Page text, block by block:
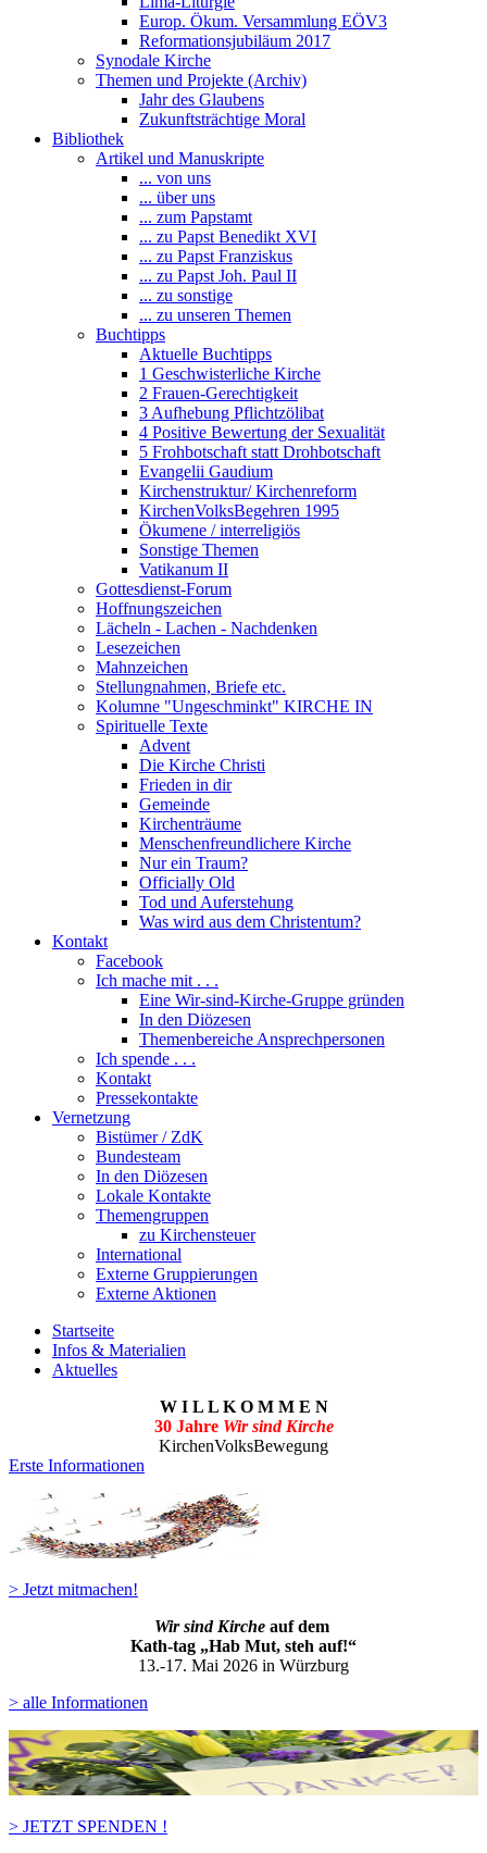
Europ. Ökum. Versammlung EÖV3
Reformationsjubiläum 2017
Synodale Kirche
Themen und Projekte (Archiv)
Jahr des Glaubens
Zukunftsträchtige Moral
Bibliothek
Artikel und Manuskripte
... von uns
... über uns
... zum Papstamt
... zu Papst Benedikt XVI
... zu Papst Franziskus
... zu Papst Joh. Paul II
... zu sonstige
... zu unseren Themen
Buchtipps
Aktuelle Buchtipps
1 Geschwisterliche Kirche
2 Frauen-Gerechtigkeit
3 Aufhebung Pflichtzölibat
4 Positive Bewertung der Sexualität
5 Frohbotschaft statt Drohbotschaft
Evangelii Gaudium
Kirchenstruktur/ Kirchenreform
KirchenVolksBegehren 1995
Ökumene / interreligiös
Sonstige Themen
Vatikanum II
Gottesdienst-Forum
Hoffnungszeichen
Lächeln - Lachen - Nachdenken
Lesezeichen
Mahnzeichen
Stellungnahmen, Briefe etc.
Kolumne "Ungeschminkt" KIRCHE IN
Spirituelle Texte
Advent
Die Kirche Christi
Frieden in dir
Gemeinde
Kirchenträume
Menschenfreundlichere Kirche
Nur ein Traum?
Officially Old
Tod und Auferstehung
Was wird aus dem Christentum?
Kontakt
Facebook
Ich mache mit . . .
Eine Wir-sind-Kirche-Gruppe gründen
In den Diözesen
Themenbereiche Ansprechpersonen
Ich spende . . .
Kontakt
Pressekontakte
Vernetzung
Bistümer / ZdK
Bundesteam
In den Diözesen
Lokale Kontakte
Themengruppen
zu Kirchensteuer
International
Externe Gruppierungen
Externe Aktionen
Startseite
Infos & Materialien
Aktuelles
W I L L K O M M E N
30 Jahre Wir sind Kirche
KirchenVolksBewegung
Erste Informationen
> Jetzt mitmachen!
Wir sind Kirche auf dem
Kath-tag „Hab Mut, steh auf!“
13.-17. Mai 2026 in Würzburg
> alle Informationen
> JETZT SPENDEN !